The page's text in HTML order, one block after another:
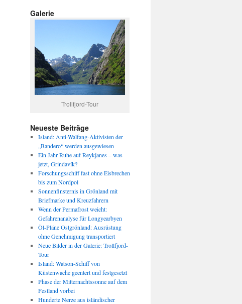
Galerie
Trollfjord-Tour
Neueste Beiträge
Island: Anti-Walfang-Aktivisten der
„Bandero“ werden ausgewiesen
Ein Jahr Ruhe auf Reykjanes – was
jetzt, Grindavík?
Forschungsschiff fast ohne Eisbrechen
bis zum Nordpol
Sonnenfinsternis in Grönland mit
Briefmarke und Kreuzfahrern
Wenn der Permafrost weicht:
Gefahrenanalyse für Longyearbyen
Öl-Pläne Ostgrönland: Ausrüstung
ohne Genehmigung transportiert
Neue Bilder in der Galerie: Trollfjord-
Tour
Island: Watson-Schiff von
Küstenwache geentert und festgesetzt
Phase der Mitternachtssonne auf dem
Festland vorbei
Hunderte Nerze aus isländischer